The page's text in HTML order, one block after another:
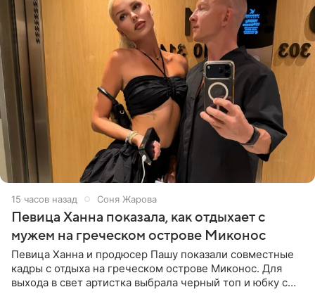
15 часов назад Соня Жарова
Певица Ханна показала, как отдыхает с
мужем на греческом острове Миконос
Певица Ханна и продюсер Пашу показали совместные
кадры с отдыха на греческом острове Миконос. Для
выхода в свет артистка выбрала черный топ и юбку с